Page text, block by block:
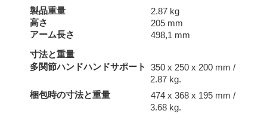
製品重量
2.87 kg
高さ
205 mm
アーム長さ
498,1 mm
寸法と重量
多関節ハンドハンドサポート
350 x 250 x 200 mm /
2.87 kg.
梱包時の寸法と重量
474 x 368 x 195 mm /
3.68 kg.